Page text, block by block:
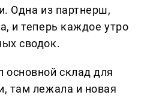
Одна из партнерш,
и теперь каждое утро
сводок.
основной склад для
там лежала и новая